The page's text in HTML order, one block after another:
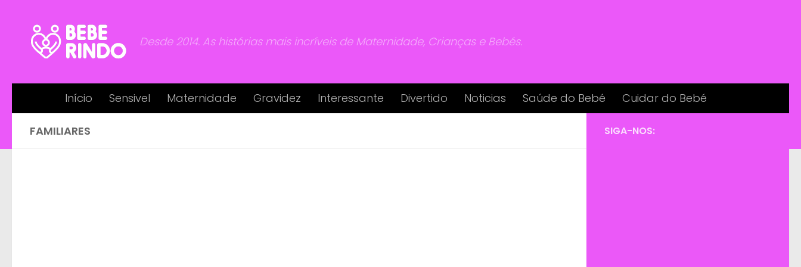
Desde 2014. As histórias mais incríveis de Maternidade, Crianças e Bebés.
Início Sensivel Maternidade Gravidez Interessante Divertido Noticias Saúde do Bebé Cuidar do Bebé
FAMILIARES SIGA-NOS: